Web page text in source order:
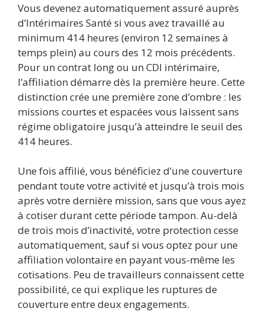
Vous devenez automatiquement assuré auprès
d’Intérimaires Santé si vous avez travaillé au
minimum 414 heures (environ 12 semaines à
temps plein) au cours des 12 mois précédents.
Pour un contrat long ou un CDI intérimaire,
l’affiliation démarre dès la première heure. Cette
distinction crée une première zone d’ombre : les
missions courtes et espacées vous laissent sans
régime obligatoire jusqu’à atteindre le seuil des
414 heures.
Une fois affilié, vous bénéficiez d’une couverture
pendant toute votre activité et jusqu’à trois mois
après votre dernière mission, sans que vous ayez
à cotiser durant cette période tampon. Au-delà
de trois mois d’inactivité, votre protection cesse
automatiquement, sauf si vous optez pour une
affiliation volontaire en payant vous-même les
cotisations. Peu de travailleurs connaissent cette
possibilité, ce qui explique les ruptures de
couverture entre deux engagements.